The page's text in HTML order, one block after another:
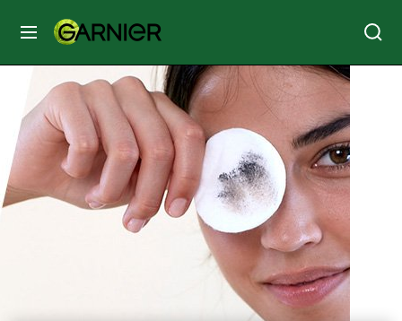
MENU
GESICHTSPFLEGE
HAARPFLEGE
HAARFARBE